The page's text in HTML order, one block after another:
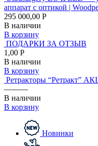
аппарат с оптикой |
295 000,00 Р
В наличии
В корзину
ПОДАРКИ ЗА ОТЗЫВ
1,00 Р
В наличии
В корзину
Ретракторы “Ретракт”
———
В наличии
В корзину
Новинки